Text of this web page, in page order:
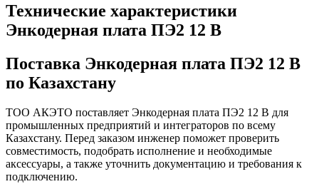
Технические характеристики
Энкодерная плата ПЭ2 12 В
Поставка Энкодерная плата ПЭ2 12 В
по Казахстану
ТОО АКЭТО поставляет Энкодерная плата ПЭ2 12 В для
промышленных предприятий и интеграторов по всему
Казахстану. Перед заказом инженер поможет проверить
совместимость, подобрать исполнение и необходимые
аксессуары, а также уточнить документацию и требования к
подключению.